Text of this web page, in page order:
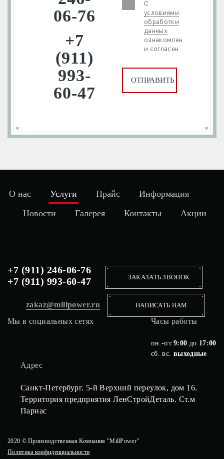
06-76
+7
(911)
993-
60-47
С
условиями
обработки
данных
ознакомлен
и согласен
О нас Услуги Прайс
Информация
Новости
Галерея Контакты Акции
+7 (911) 246-06-76
+7 (911) 993-60-47
ЗАКАЗАТЬ ЗВОНОК
zakaz@millpower.ru НАПИСАТЬ НАМ
Мы в социальных сетях Часы работы
пн.-пт.9:00 до 17:00
сб. вс. выходные
Адрес
Санкт-Петербург. 5-й Верхний переулок, дом 16.
Территория предприятия ЛенСтройДеталь. Ст.м
Парнас
2020 © Производственная Компания "MillPower"
Политика конфиденциальности